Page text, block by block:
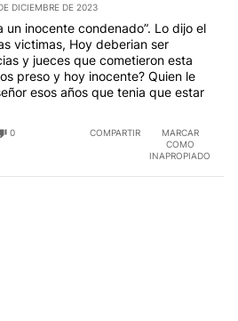
DICIEMBRE DE 2023
un inocente condenado”. Lo dijo el
victimas, Hoy deberian ser
y jueces que cometieron esta
preso y hoy inocente? Quien le
esos años que tenia que estar
0 COMPARTIR
MARCAR
COMO
INAPROPIADO